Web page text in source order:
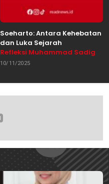
Soeharto: Antara Kehebatan
dan Luka Sejarah
Refleksi Muhammad Sadig
Alhabsyie, Akademisi UIN
10/11/2025